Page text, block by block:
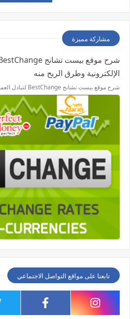
مشاركة مميزة
الإلكترونية وطرق الربح منه
شرح موقع بيست تشانج BestChange لتبادل العملات الإلكترونية وطرق الربح منه
تابعنا على مواقع التواصل الاجتماعي